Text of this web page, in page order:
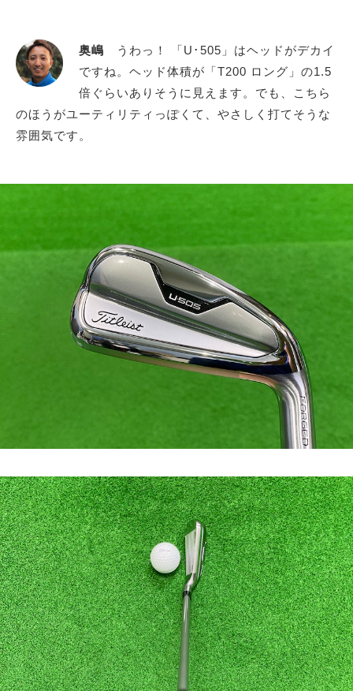
奥嶋 うわっ！ 「U･505」はヘッドがデカイ
ですね。ヘッド体積が「T200 ロング」の1.5
倍ぐらいありそうに見えます。でも、こちら
のほうがユーティリティっぽくて、やさしく打てそうな
雰囲気です。